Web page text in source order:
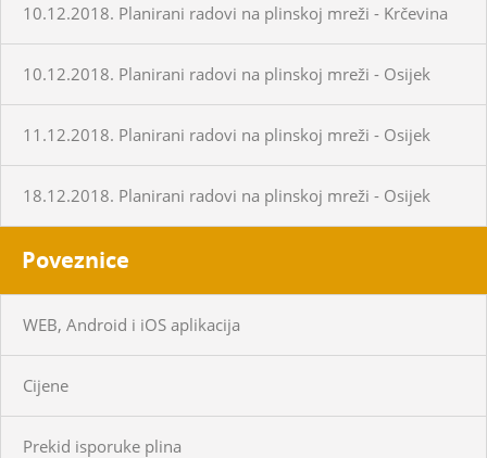
10.12.2018. Planirani radovi na plinskoj mreži - Krčevina
10.12.2018. Planirani radovi na plinskoj mreži - Osijek
11.12.2018. Planirani radovi na plinskoj mreži - Osijek
18.12.2018. Planirani radovi na plinskoj mreži - Osijek
Poveznice
WEB, Android i iOS aplikacija
Cijene
Prekid isporuke plina